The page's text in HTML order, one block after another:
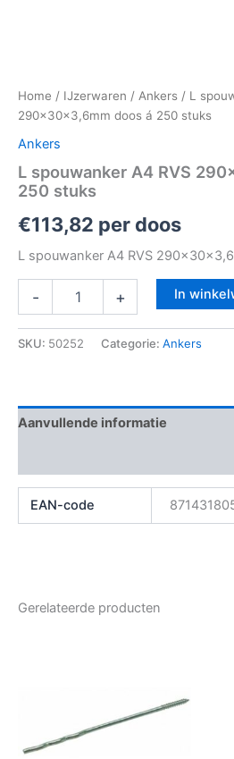
Home / IJzerwaren / Ankers / L
290x30x3,6mm doos á 250 stuks
Ankers
L spouwanker A4 RVS
250 stuks
€113,82 per doos
L spouwanker A4 RVS
- + In
SKU: 50252 Categorie: Ankers
Aanvullende informatie
EAN-code
Gerelateerde producten